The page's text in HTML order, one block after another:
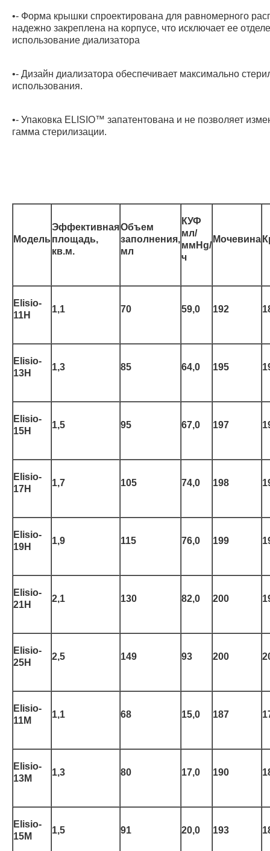
•- Форма крышки спроектирована для равномерного
надежно закреплена на корпусе, что исключает ее
использование диализатора
•- Дизайн диализатора обеспечивает максимально
использования.
•- Упаковка ELISIO™ запатентована и не позволяет
гамма стерилизации.
Модель
Эффективная
площадь,
кв.м.
Объем
заполнения,
мл
КУФ
мл/
ммHg/
ч
Мочевина
Elisio-
11H
1,1 70 59,0 192
Elisio-
13H
1,3 85 64,0 195
Elisio-
15H
1,5 95 67,0 197
Elisio-
17H
1,7 105 74,0 198
Elisio-
19H
1,9 115 76,0 199
Elisio-
21H
2,1 130 82,0 200
Elisio-
25H
2,5 149 93 200
Elisio-
11M
1,1 68 15,0 187
Elisio-
13M
1,3 80 17,0 190
Elisio-
15M
1,5 91 20,0 193